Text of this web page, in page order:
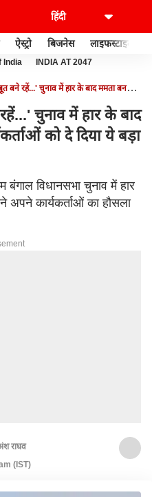
ऐस्ट्रो बिजनेस लाइफस्टाइल
India INDIA AT 2047
बने रहें...' चुनाव में हार के बाद ममता बनर्जी
चुनाव में हार के बाद
को दे दिया ये बड़ा
विधानसभा चुनाव में हार
अपने कार्यकर्ताओं का हौसला
राघव
(IST)